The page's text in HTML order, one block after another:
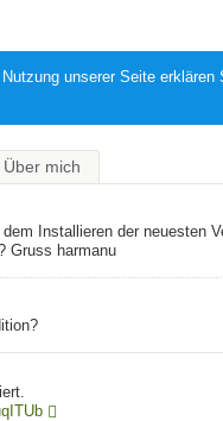
unserer Seite
Über mich
Installieren der neuesten
Gruss harmanu